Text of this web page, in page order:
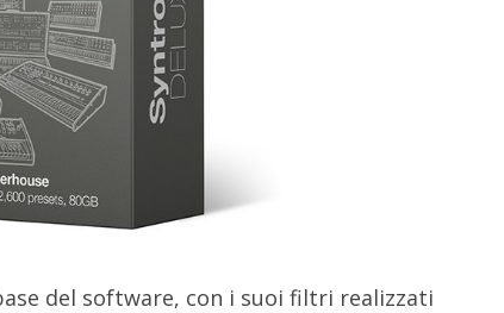
del software, con i suoi filtri realizzati